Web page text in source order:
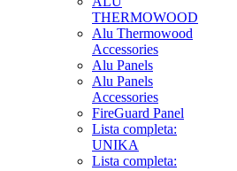
THERMOWOOD
Alu Thermowood
Accessories
Alu Panels
Alu Panels
Accessories
FireGuard Panel
Lista completa:
UNIKA
Lista completa: